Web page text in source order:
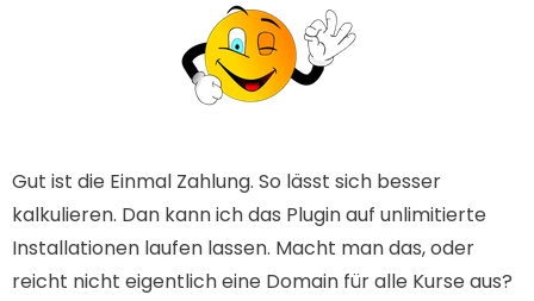
Gut ist die Einmal Zahlung. So lässt sich besser
kalkulieren. Dan kann ich das Plugin auf unlimitierte
Installationen laufen lassen. Macht man das, oder
reicht nicht eigentlich eine Domain für alle Kurse aus?